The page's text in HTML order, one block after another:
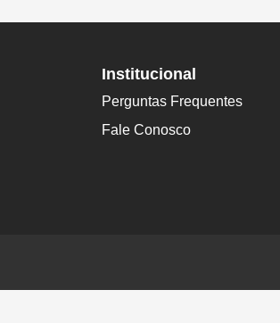
Institucional
Perguntas Frequentes
Fale Conosco